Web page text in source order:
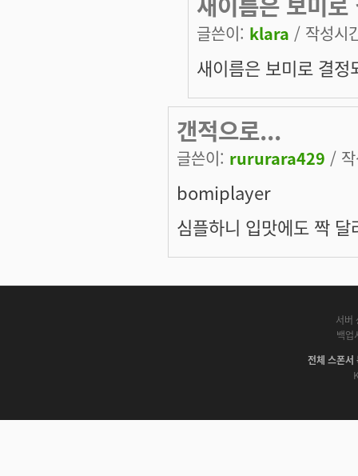
글쓴이: klara / 작성시
새이름은 보미로 결
갠적으로...
글쓴이: rururara429 /
bomiplayer
심플하니 입맛에도 짝
서버
백업
전체 스폰서